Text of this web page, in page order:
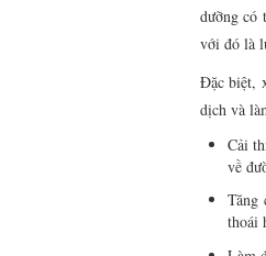
dưỡng có
với đó là
Đặc biệt,
dịch và
Cải
về
Tăng
thoái